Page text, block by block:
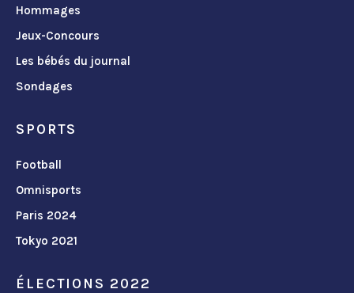
Hommages
Jeux-Concours
Les bébés du journal
Sondages
SPORTS
Football
Omnisports
Paris 2024
Tokyo 2021
ÉLECTIONS 2022